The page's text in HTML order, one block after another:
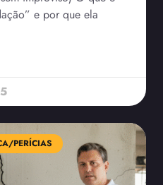
e por que ela
PERÍCIAS